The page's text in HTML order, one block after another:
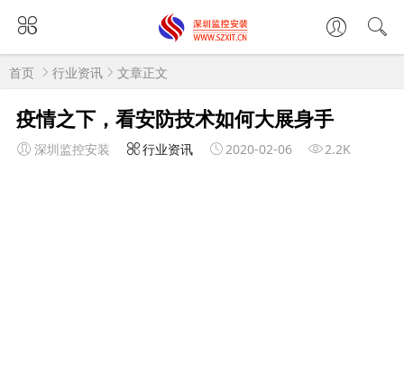
首页 行业资讯 文章正文
疫情之下，看安防技术如何大展身手
深圳监控安装 行业资讯 2020-02-06 2.2K